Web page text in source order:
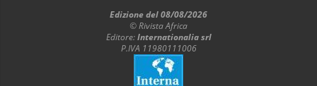
Edizione del 08/08/2026
© Rivista Africa
Editore:Internationalia srl
P.IVA 11980111006